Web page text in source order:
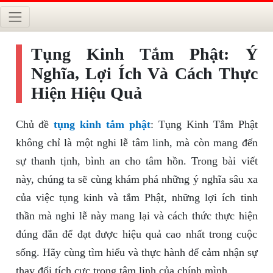
Tụng Kinh Tắm Phật: Ý
Nghĩa, Lợi Ích Và Cách Thực
Hiện Hiệu Quả
Chủ đềtụng kinh tắm phật: Tụng Kinh Tắm Phật
không chỉ là một nghi lễ tâm linh, mà còn mang đến
sự thanh tịnh, bình an cho tâm hồn. Trong bài viết
này, chúng ta sẽ cùng khám phá những ý nghĩa sâu xa
của việc tụng kinh và tắm Phật, những lợi ích tinh
thần mà nghi lễ này mang lại và cách thức thực hiện
đúng đắn để đạt được hiệu quả cao nhất trong cuộc
sống. Hãy cùng tìm hiểu và thực hành để cảm nhận sự